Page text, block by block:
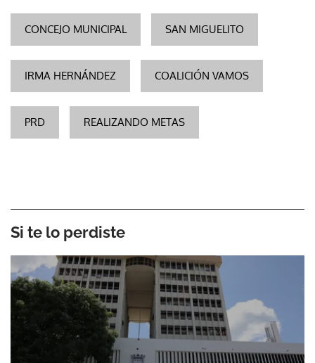
CONCEJO MUNICIPAL SAN MIGUELITO
IRMA HERNÁNDEZ COALICIÓN VAMOS
PRD REALIZANDO METAS
Si te lo perdiste